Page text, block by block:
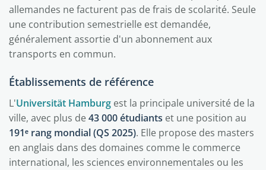
allemandes ne facturent pas de frais de scolarité. Seule
une contribution semestrielle est demandée,
généralement assortie d'un abonnement aux
transports en commun.
Établissements de référence
L'Universität Hamburg est la principale université de la
ville, avec plus de43 000 étudiants et une position au
191ᵉ rang mondial (QS 2025). Elle propose des masters
en anglais dans des domaines comme le commerce
international, les sciences environnementales ou les